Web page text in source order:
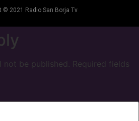
© 2021 Radio San Borja Tv
not be published. Required fields